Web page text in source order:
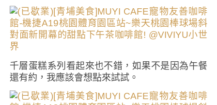
千層蛋糕系列看起來也不錯，如果不是因為午餐
還有約，我應該會想點來試試。